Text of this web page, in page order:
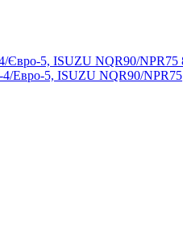
Евро-5, ISUZU NQR90/NPR75